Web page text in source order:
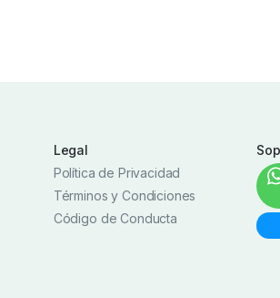
Legal
Política de Privacidad
Términos y Condiciones
Código de Conducta